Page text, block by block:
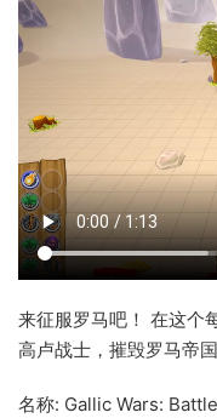
来征服罗马吧！ 在这个
高卢战士，摧毁罗马帝国
名称: Gallic Wars: